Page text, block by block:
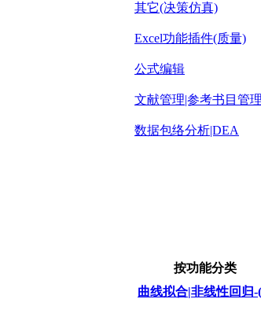
其它(决策仿真)
Excel功能插件(质量)
公式编辑
文献管理|参考书目管理
数据包络分析|DEA
按功能分类
曲线拟合|非线性回归-